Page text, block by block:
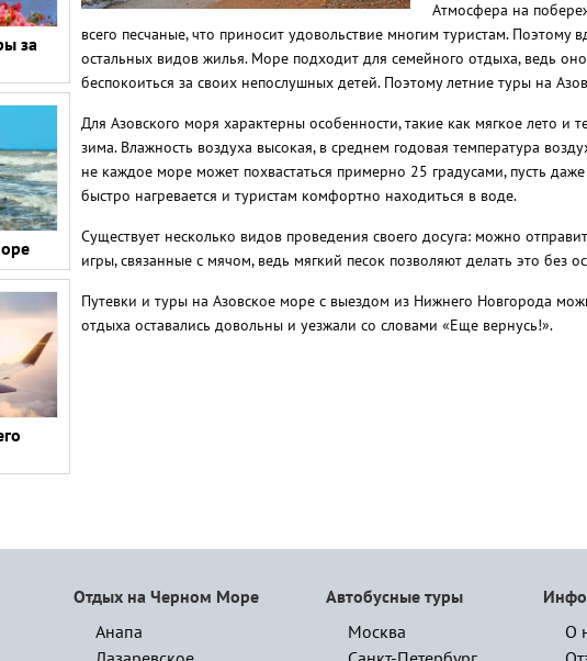
за
Атмосфера на
всего песчаные, что приносит удовольствие многим туристам. Поэтому
остальных видов жилья. Море подходит для семейного отдыха, ведь
беспокоиться за своих непослушных детей. Поэтому летние туры на
Для Азовского моря характерны особенности, такие как мягкое лето
зима. Влажность воздуха высокая, в среднем годовая температура
не каждое море может похвастаться примерно 25 градусами, пусть
быстро нагревается и туристам комфортно находиться в воде.
Существует несколько видов проведения своего досуга: можно
игры, связанные с мячом, ведь мягкий песок позволяют делать это без
Путевки и туры на Азовское море с выездом из Нижнего Новгорода
отдыха оставались довольны и уезжали со словами «Еще вернусь!».
Отдых на Черном Море
Анапа
Автобусные туры
Москва
О